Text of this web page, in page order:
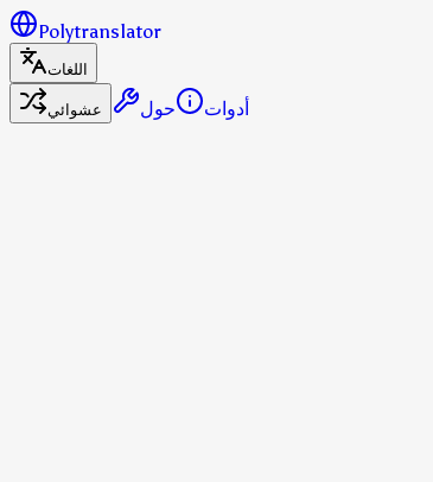
Polytranslator
اللغات
عشوائي
أدوات
حول